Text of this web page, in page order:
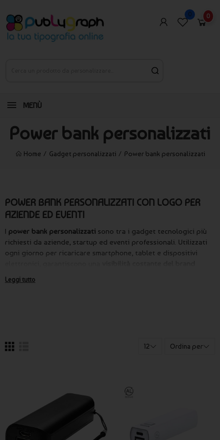
0 0
MENÙ
Power bank personalizzati
Home Gadget personalizzati Power bank personalizzati
POWER BANK PERSONALIZZATI CON LOGO PER
AZIENDE ED EVENTI
I power bank personalizzati sono tra i gadget tecnologici più
richiesti da aziende, startup ed eventi professionali. Utilizzati
ogni giorno per ricaricare smartphone, tablet e dispositivi
eventi e uso aziendale
Fiere e manifestazioni professionali
Eventi corporate e lanci prodotto
Welcome kit e onboarding dipendenti
Regali aziendali premium
Leggi tutto
12 Ordina per